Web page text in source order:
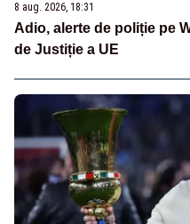
8 aug. 2026, 18:31
Adio, alerte de poliție pe
de Justiție a UE